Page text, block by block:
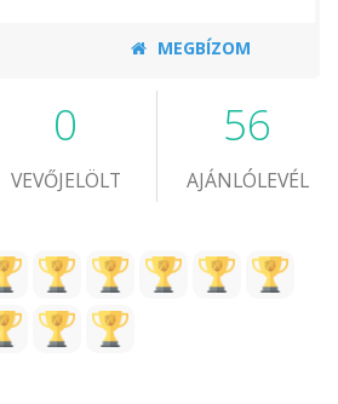
MEGBÍZOM
0
VEVŐJELÖLT
56
AJÁNLÓLEVÉL